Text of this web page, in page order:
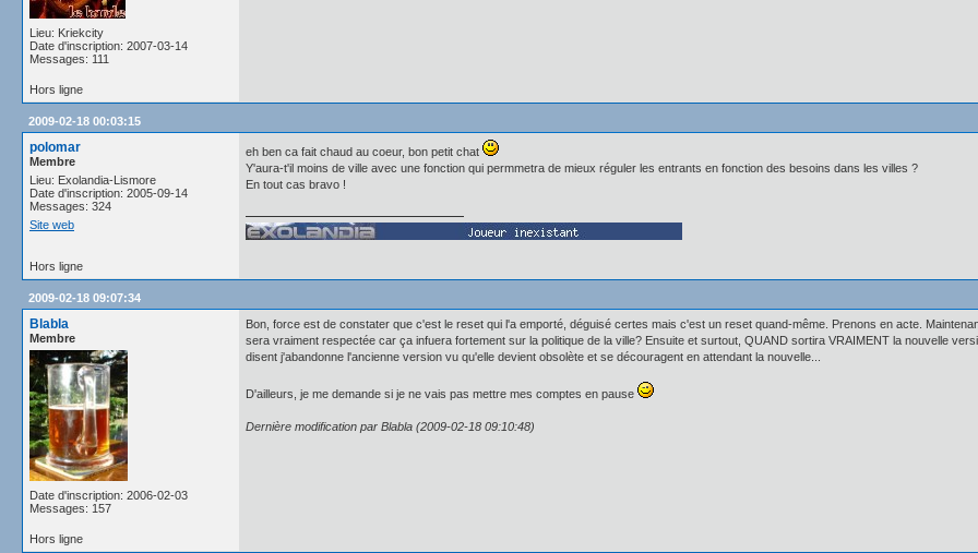
Lieu: Kriekcity
Date d'inscription: 2007-03-14
Messages: 111
Hors ligne
2009-02-18 00:03:15
polomar
Membre
Lieu: Exolandia-Lismore
Date d'inscription: 2005-09-14
Messages: 324
Site web
eh ben ca fait chaud au coeur, bon petit chat
Y'aura-t'il moins de ville avec une fonction qui permmetra de mieux réguler les entrants en fonction des besoins dans les villes ?
En tout cas bravo !
Hors ligne
2009-02-18 09:07:34
Blabla
Membre
Date d'inscription: 2006-02-03
Messages: 157
Bon, force est de constater que c'est le reset qui l'a emporté, déguisé certes mais c'est un reset quand-même. Prenons en acte.
sera vraiment respectée car ça infuera fortement sur la politique de la ville? Ensuite et surtout, QUAND sortira VRAIMENT la nouvelle
disent j'abandonne l'ancienne version vu qu'elle devient obsolète et se découragent en attendant la nouvelle...
D'ailleurs, je me demande si je ne vais pas mettre mes comptes en pause
Dernière modification par Blabla (2009-02-18 09:10:48)
Hors ligne